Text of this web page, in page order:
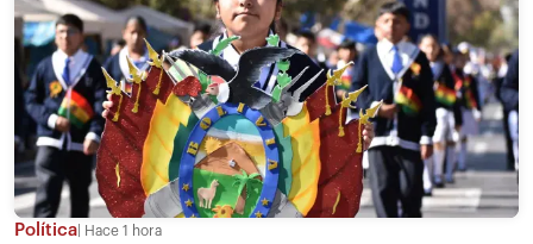
Política Hace 1 hora